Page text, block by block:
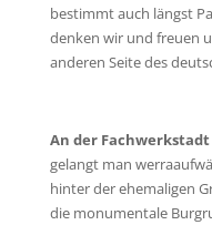
bestimmt auch längst
denken wir und freuen
anderen Seite des
An der Fachwerkstadt
gelangt man
hinter der ehemaligen
die monumentale